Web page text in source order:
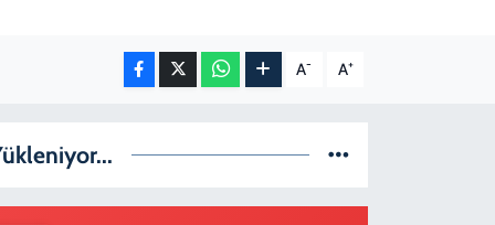
A- A+